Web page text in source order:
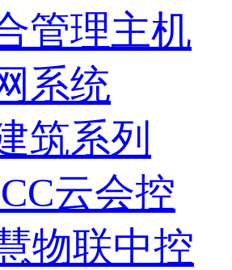
管理主机
系统
筑系列
云会控
物联中控